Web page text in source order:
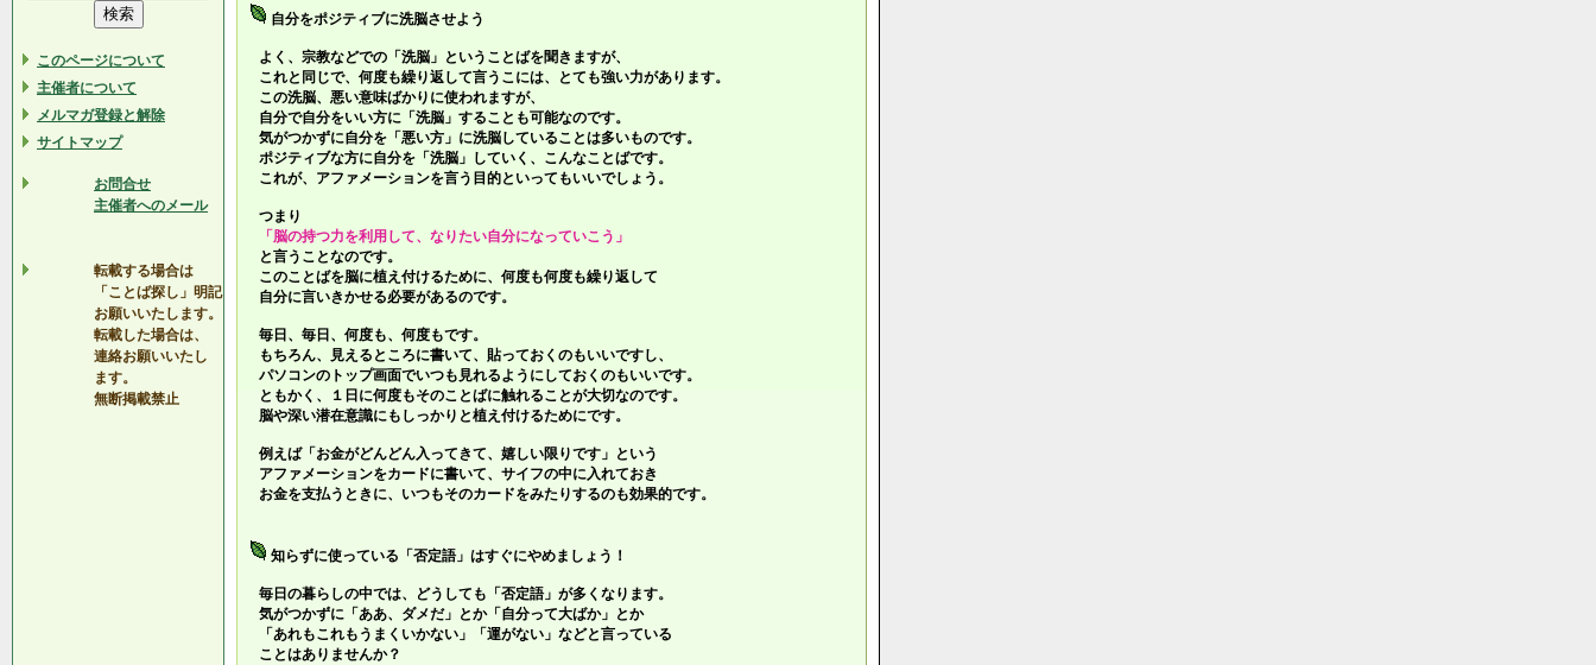
このページについて
主催者について
メルマガ登録と解除
サイトマップ
お問合せ
主催者へのメール
転載する場合は
「ことば探し」明記
お願いいたします。
転載した場合は、
連絡お願いいたし
ます。
無断掲載禁止
自分をポジティブに洗脳させよう
よく、宗教などでの「洗脳」ということばを聞きますが、
これと同じで、何度も繰り返して言うこには、とても強い力があります。
この洗脳、悪い意味ばかりに使われますが、
自分で自分をいい方に「洗脳」することも可能なのです。
気がつかずに自分を「悪い方」に洗脳していることは多いものです。
ポジティブな方に自分を「洗脳」していく、こんなことばです。
これが、アファメーションを言う目的といってもいいでしょう。
つまり
「脳の持つ力を利用して、なりたい自分になっていこう」
と言うことなのです。
このことばを脳に植え付けるために、何度も何度も繰り返して
自分に言いきかせる必要があるのです。
毎日、毎日、何度も、何度もです。
もちろん、見えるところに書いて、貼っておくのもいいですし、
パソコンのトップ画面でいつも見れるようにしておくのもいいです。
ともかく、１日に何度もそのことばに触れることが大切なのです。
脳や深い潜在意識にもしっかりと植え付けるためにです。
例えば「お金がどんどん入ってきて、嬉しい限りです」という
アファメーションをカードに書いて、サイフの中に入れておき
お金を支払うときに、いつもそのカードをみたりするのも効果的です。
知らずに使っている「否定語」はすぐにやめましょう！
毎日の暮らしの中では、どうしても「否定語」が多くなります。
気がつかずに「ああ、ダメだ」とか「自分って大ばか」とか
「あれもこれもうまくいかない」「運がない」などと言っている
ことはありませんか？